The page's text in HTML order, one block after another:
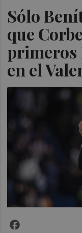
Sólo
que
primeros
en el